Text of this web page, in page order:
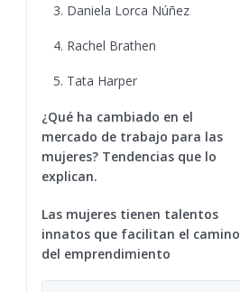
3. Daniela Lorca Núñez
4. Rachel Brathen
5. Tata Harper
¿Qué ha cambiado en el
mercado de trabajo para las
mujeres? Tendencias que lo
explican.
Las mujeres tienen talentos
innatos que facilitan el camino
del emprendimiento